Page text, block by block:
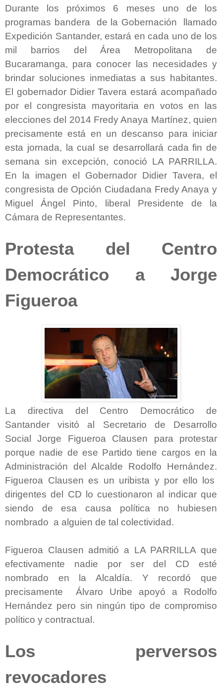
Durante los próximos 6 meses uno de los
programas bandera de la Gobernación llamado
Expedición Santander, estará en cada uno de los
mil barrios del Área Metropolitana de
Bucaramanga, para conocer las necesidades y
brindar soluciones inmediatas a sus habitantes.
El gobernador Didier Tavera estará acompañado
por el congresista mayoritaria en votos en las
elecciones del 2014 Fredy Anaya Martínez, quien
precisamente está en un descanso para iniciar
esta jornada, la cual se desarrollará cada fin de
semana sin excepción, conoció LA PARRILLA.
En la imagen el Gobernador Didier Tavera, el
congresista de Opción Ciudadana Fredy Anaya y
Miguel Ángel Pinto, liberal Presidente de la
Cámara de Representantes.
Protesta del Centro
Democrático a Jorge
Figueroa
La directiva del Centro Democrático de
Santander visitó al Secretario de Desarrollo
Social Jorge Figueroa Clausen para protestar
porque nadie de ese Partido tiene cargos en la
Administración del Alcalde Rodolfo Hernández.
Figueroa Clausen es un uribista y por ello los
dirigentes del CD lo cuestionaron al indicar que
siendo de esa causa política no hubiesen
nombrado a alguien de tal colectividad.
Figueroa Clausen admitió a LA PARRILLA que
efectivamente nadie por ser del CD esté
nombrado en la Alcaldía. Y recordó que
precisamente Álvaro Uribe apoyó a Rodolfo
Hernández pero sin ningún tipo de compromiso
político y contractual.
Los perversos
revocadores